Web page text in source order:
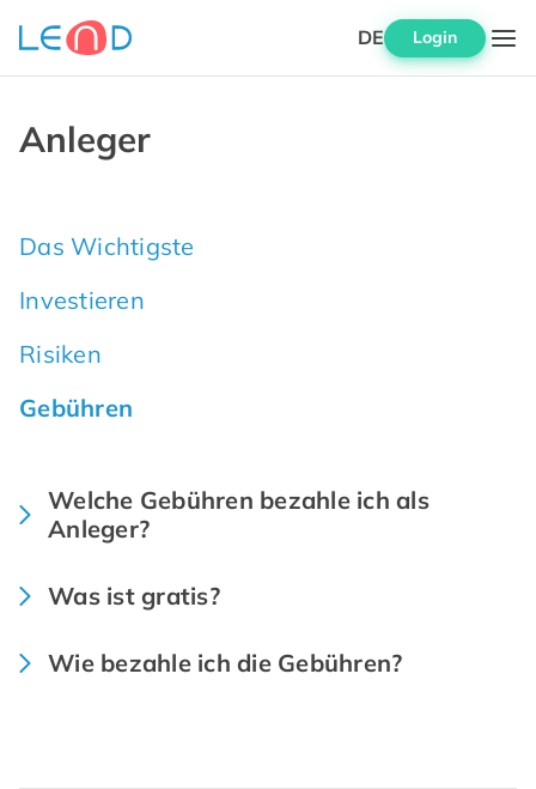
DE Login
Anleger
Das Wichtigste
Investieren
Risiken
Gebühren
Welche Gebühren bezahle ich als
Anleger?
Was ist gratis?
Wie bezahle ich die Gebühren?